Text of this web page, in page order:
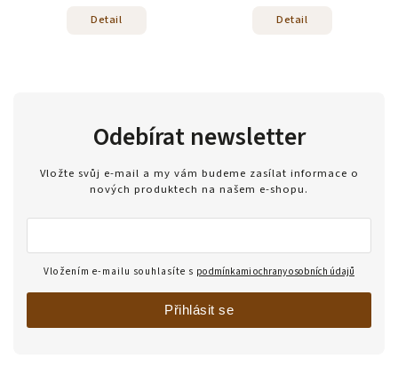
Detail Detail
Odebírat newsletter
Vložte svůj e-mail a my vám budeme zasílat informace o
nových produktech na našem e-shopu.
Vložením e-mailu souhlasíte s podmínkami ochrany osobních údajů
Přihlásit se